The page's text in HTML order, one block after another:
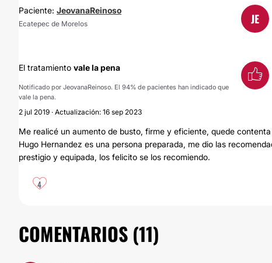
Paciente: JeovanaReinoso
Ecatepec de Morelos JE
El tratamiento vale la pena
Notificado por JeovanaReinoso. El 94% de pacientes han indicado que
vale la pena.
2 jul 2019 · Actualización: 16 sep 2023
Me realicé un aumento de busto, firme y eficiente, quede
Hugo Hernandez es una persona preparada, me dio las
prestigio y equipada, los felicito se los recomiendo.
4
COMENTARIOS (11)